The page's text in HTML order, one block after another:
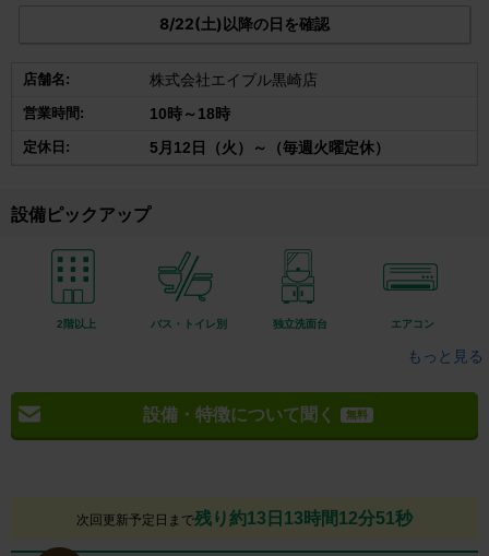
8/22(土)以降の日を確認
店舗名: 株式会社エイブル黒崎店
営業時間: 10時～18時
定休日: 5月12日（火）～（毎週火曜定休）
設備ピックアップ
2階以上 バス・トイレ別 独立洗面台 エアコン
もっと見る
設備・特徴について聞く 無料
次回更新予定日まで残り約13日13時間12分51秒